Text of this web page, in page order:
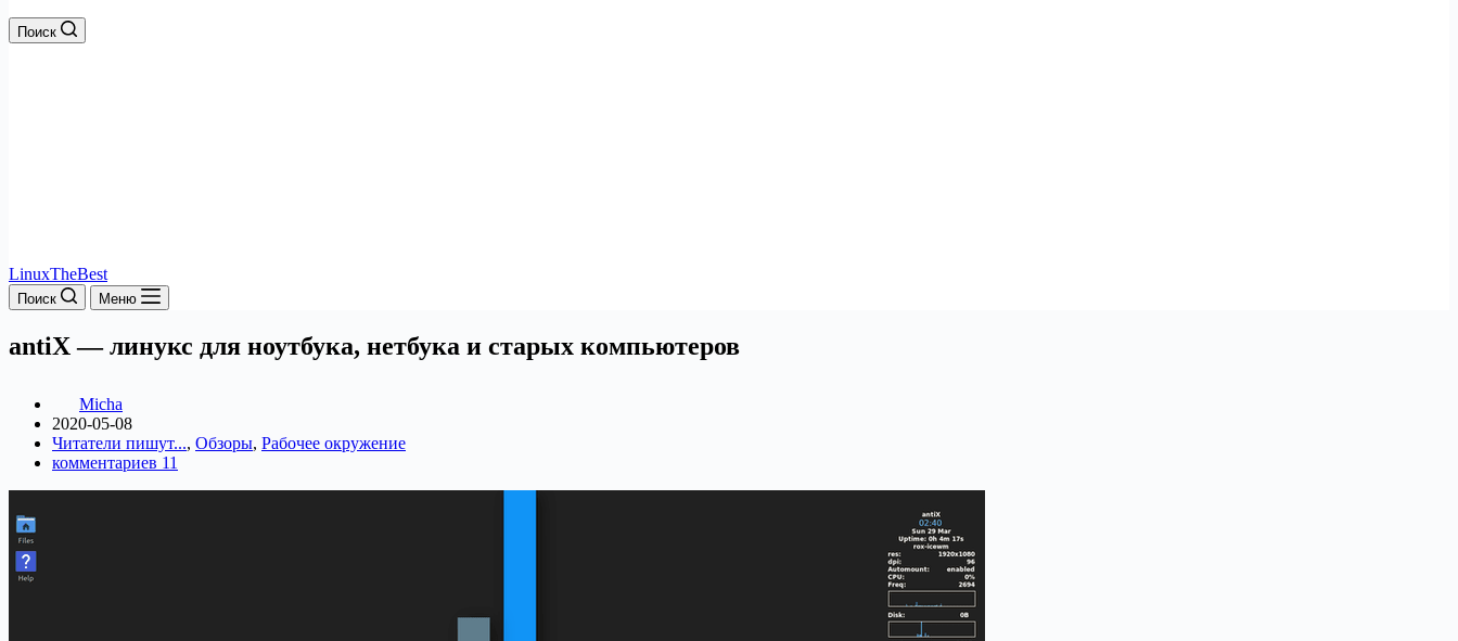
Поиск
LinuxTheBest
Поиск Меню
antiX — линукс для ноутбука, нетбука и старых компьютеров
Micha
2020-05-08
Читатели пишут..., Обзоры, Рабочее окружение
комментариев 11